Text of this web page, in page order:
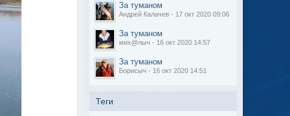
За туманом
Андрей Калачев - 17 окт 2020 09:06
За туманом
мих@лыч - 16 окт 2020 14:57
За туманом
Борисыч - 16 окт 2020 14:51
Теги